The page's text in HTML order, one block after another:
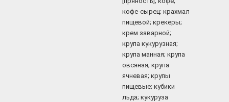
кофе-сырец; крахмал
пищевой; крекеры;
крем заварной;
крупа кукурузная;
крупа манная; крупа
овсяная; крупа
ячневая; крупы
пищевые; кубики
льда; кукуруза